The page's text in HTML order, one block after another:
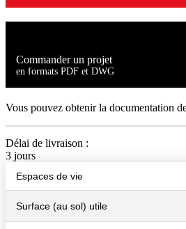
Commander un projet
en formats PDF et DWG
Vous pouvez obtenir la documentation
Délai de livraison :
3 jours
Espaces de vie
Surface (au sol) utile